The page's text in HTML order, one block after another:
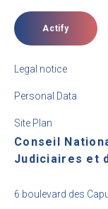
Actify
Legal notice
Personal Data
Site Plan
Conseil
Judiciaires et
6 boulevard des